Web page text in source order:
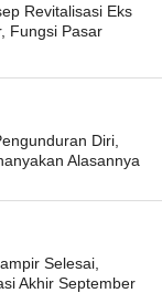
Revitalisasi Eks
Fungsi Pasar
Diri,
Alasannya
Selesai,
Akhir September